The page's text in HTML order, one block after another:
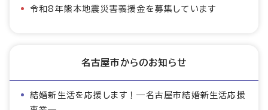
令和8年熊本地震災害義援金を募集しています
名古屋市からのお知らせ
結婚新生活を応援します！―名古屋市結婚新生活応援